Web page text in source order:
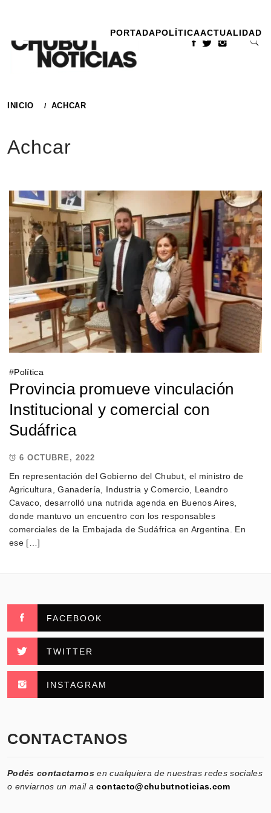
contenido
PORTADAPOLÍTICAACTUALIDAD
INICIO ACHCAR
Achcar
#Política
Provincia promueve vinculación
Institucional y comercial con
Sudáfrica
6 OCTUBRE, 2022
En representación del Gobierno del Chubut, el ministro de
Agricultura, Ganadería, Industria y Comercio, Leandro
Cavaco, desarrolló una nutrida agenda en Buenos Aires,
donde mantuvo un encuentro con los responsables
comerciales de la Embajada de Sudáfrica en Argentina. En
ese […]
FACEBOOK
TWITTER
INSTAGRAM
CONTACTANOS
Podés contactarnos en cualquiera de nuestras redes sociales
o enviarnos un mail acontacto@chubutnoticias.com